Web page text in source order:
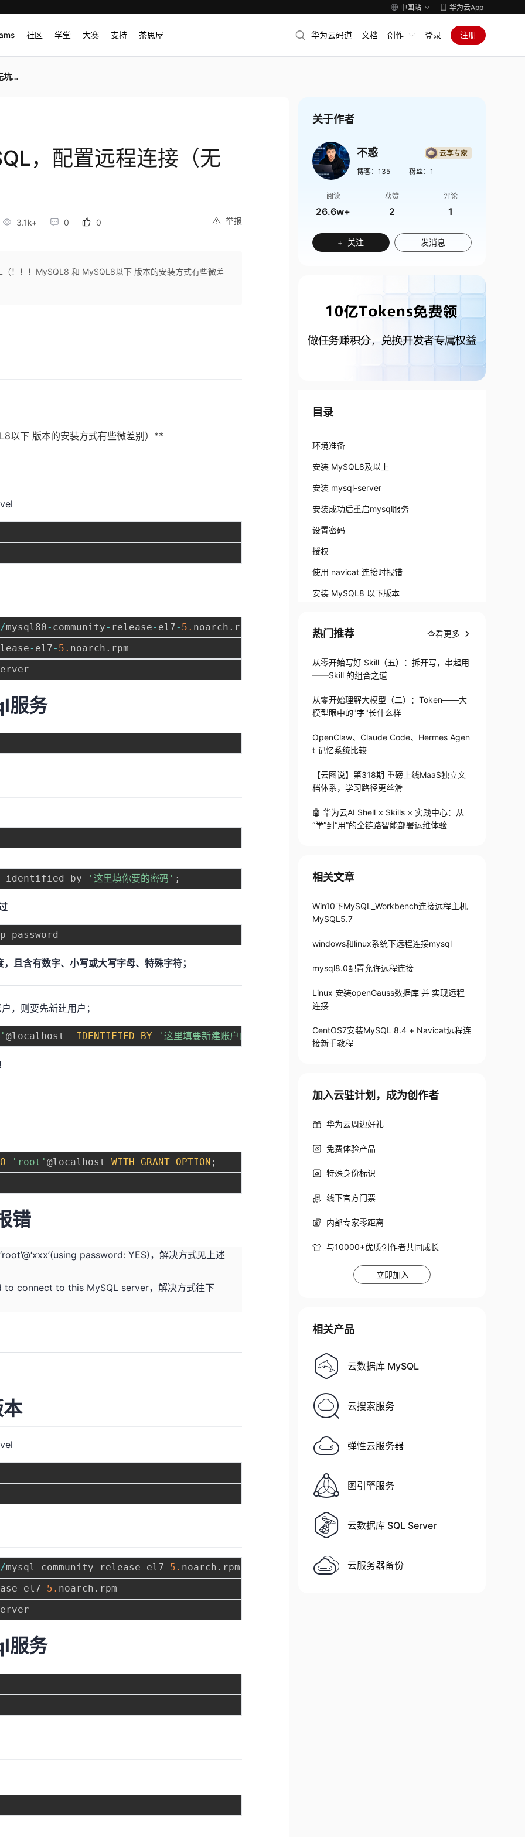
中国站 华为云App
社区 学堂 大赛 支持 茶思屋 华为云码道 文档 创作 登录 注册
）
，配置远程连接（无
举报
3.1k+ 0 0
！！！MySQL8 和 MySQL8以下 版本的安装方式有些微差
以下 版本的安装方式有些微差别）**
/mysql80- community- release- el7- 5. noarch .
- el7- 5. noarch .
服务
identified by '这里填你要的密码' ;
且含有数字、小写或大写字母、特殊字符；
，则要先新建用户；
'@localhost IDENTIFIED BY '这里填要新建账户的密码'
'root'@localhost WITH GRANT OPTION ;
错
password: YES)，解决方式见上述
to connect to this MySQL server，解决方式往下
/mysql - community- release- el7- 5. noarch .
- el7- 5. noarch .
服务
关于作者
不惑
博客： 135 粉丝： 1
阅读
26.6w+
获赞
2
评论
1
+ 关注 发消息
目录
环境准备
安装 MySQL8及以上
安装 mysql-server
安装成功后重启mysql服务
设置密码
授权
使用 navicat 连接时报错
安装 MySQL8 以下版本
安装成功后重启mysql服务
设置密码
修改密码
可能会出现的问题
解决方法
热门推荐 查看更多
从零开始写好 Skill（五）：拆开写，串起用
——Skill 的组合之道
从零开始理解大模型（二）：Token——大
模型眼中的"字"长什么样
OpenClaw、Claude Code、Hermes Agen
t 记忆系统比较
【云图说】第318期 重磅上线MaaS独立文
档体系，学习路径更丝滑
🤖 华为云AI Shell × Skills × 实践中心：从
“学”到“用”的全链路智能部署运维体验
相关文章
Win10下MySQL_Workbench连接远程主机
MySQL5.7
windows和linux系统下远程连接mysql
mysql8.0配置允许远程连接
Linux 安装openGauss数据库 并 实现远程
连接
CentOS7安装MySQL 8.4 + Navicat远程连
接新手教程
加入云驻计划，成为创作者
华为云周边好礼
免费体验产品
特殊身份标识
线下官方门票
内部专家零距离
与10000+优质创作者共同成长
立即加入
相关产品
云数据库 MySQL
云搜索服务
弹性云服务器
图引擎服务
云数据库 SQL Server
云服务器备份